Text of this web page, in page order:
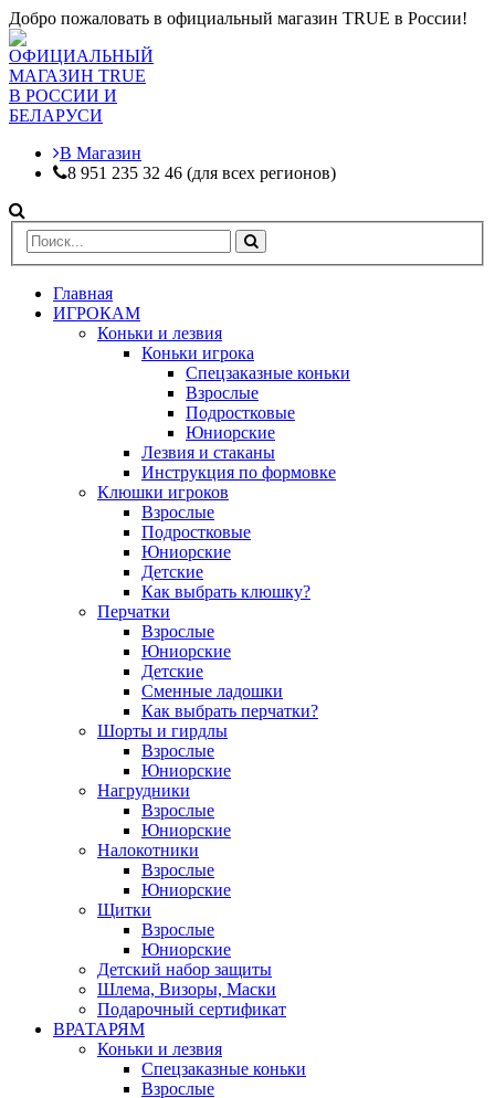
Добро пожаловать в официальный магазин TRUE в России!
В Магазин
8 951 235 32 46 (для всех регионов)
Главная
ИГРОКАМ
Коньки и лезвия
Коньки игрока
Спецзаказные коньки
Взрослые
Подростковые
Юниорские
Лезвия и стаканы
Инструкция по формовке
Клюшки игроков
Взрослые
Подростковые
Юниорские
Детские
Как выбрать клюшку?
Перчатки
Взрослые
Юниорские
Детские
Сменные ладошки
Как выбрать перчатки?
Шорты и гирдлы
Взрослые
Юниорские
Нагрудники
Взрослые
Юниорские
Налокотники
Взрослые
Юниорские
Щитки
Взрослые
Юниорские
Детский набор защиты
Шлема, Визоры, Маски
Подарочный сертификат
ВРАТАРЯМ
Коньки и лезвия
Спецзаказные коньки
Взрослые